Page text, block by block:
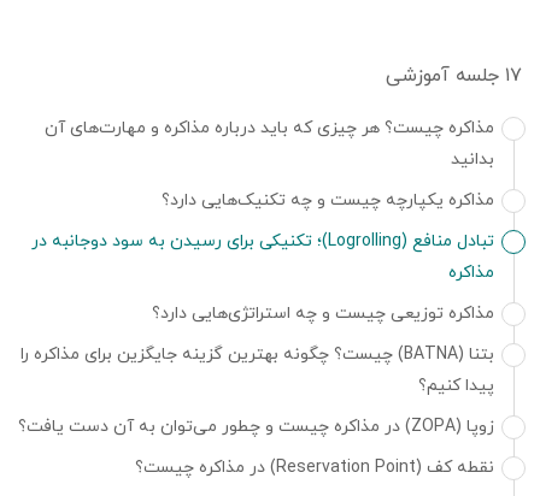
۱۷ جلسه آموزشی
مذاکره چیست؟ هر چیزی که باید درباره مذاکره و مهارت‌های آن
بدانید
مذاکره یکپارچه چیست و چه تکنیک‌هایی دارد؟
تبادل منافع (Logrolling)؛ تکنیکی برای رسیدن به سود دوجانبه در
مذاکره
مذاکره توزیعی چیست و چه استراتژی‌هایی دارد؟
بتنا (BATNA) چیست؟ چگونه بهترین گزینه‌ جایگزین برای مذاکره را
پیدا کنیم؟
زوپا (ZOPA) در مذاکره چیست و چطور می‌توان به آن دست یافت؟
نقطه کف (Reservation Point) در مذاکره چیست؟